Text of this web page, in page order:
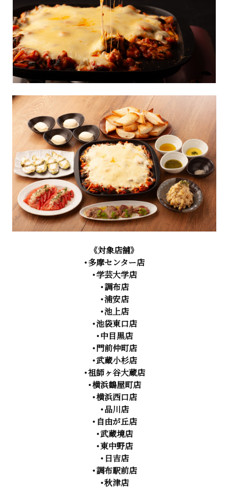
《対象店舗》
・多摩センター店
・学芸大学店
・調布店
・浦安店
・池上店
・池袋東口店
・中目黒店
・門前仲町店
・武蔵小杉店
・祖師ヶ谷大蔵店
・横浜鶴屋町店
・横浜西口店
・品川店
・自由が丘店
・武蔵境店
・東中野店
・日吉店
・調布駅前店
・秋津店